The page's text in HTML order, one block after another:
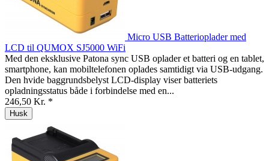
Micro USB Batterioplader med
LCD til QUMOX SJ5000 WiFi
Med den eksklusive Patona sync USB oplader et batteri og en tablet,
smartphone, kan mobiltelefonen oplades samtidigt via USB-udgang.
Den hvide baggrundsbelyst LCD-display viser batteriets
opladningsstatus både i forbindelse med en...
246,50 Kr. *
Husk